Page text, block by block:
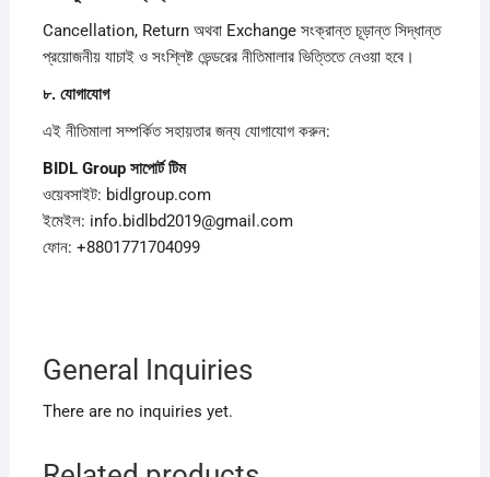
Cancellation, Return অথবা Exchange সংক্রান্ত চূড়ান্ত সিদ্ধান্ত
প্রয়োজনীয় যাচাই ও সংশ্লিষ্ট ভেন্ডরের নীতিমালার ভিত্তিতে নেওয়া হবে।
৮. যোগাযোগ
এই নীতিমালা সম্পর্কিত সহায়তার জন্য যোগাযোগ করুন:
BIDL Group সাপোর্টটিম
ওয়েবসাইট: bidlgroup.com
ইমেইল: info.bidlbd2019@gmail.com
ফোন: +8801771704099
General Inquiries
There are no inquiries yet.